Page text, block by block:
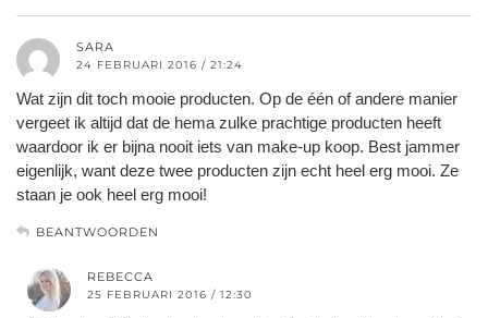
SARA
24 FEBRUARI 2016 / 21:24
Wat zijn dit toch mooie producten. Op de één of andere manier
vergeet ik altijd dat de hema zulke prachtige producten heeft
waardoor ik er bijna nooit iets van make-up koop. Best jammer
eigenlijk, want deze twee producten zijn echt heel erg mooi. Ze
staan je ook heel erg mooi!
BEANTWOORDEN
REBECCA
25 FEBRUARI 2016 / 12:30